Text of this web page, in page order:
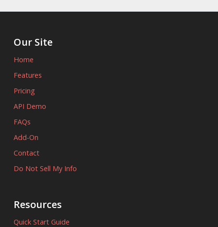
Our Site
Home
Features
Pricing
API Demo
FAQs
Add-On
Contact
Do Not Sell My Info
Resources
Quick Start Guide